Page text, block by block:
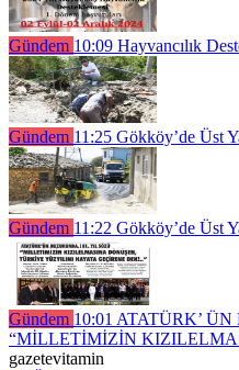
Gündem 10:09 Hayvancılık
Gündem 11:25 Gökköy’de Üst
Gündem 11:22 Gökköy’de Üst
Gündem 10:01 ATATÜRK’
“MİLLETİMİZİN
gazetevitamin